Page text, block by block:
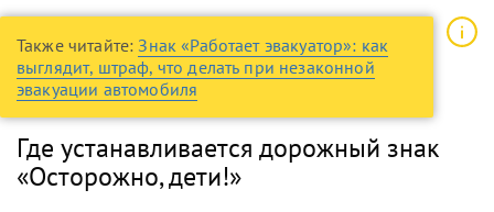
Также читайте:Знак «Работает эвакуатор»: как
выглядит, штраф, что делать при незаконной
эвакуации автомобиля
Где устанавливается дорожный знак
«Осторожно, дети!»